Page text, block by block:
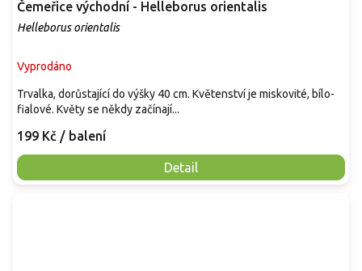
Čemeřice východní - Helleborus orientalis
Helleborus orientalis
Vyprodáno
199 Kč / balení
Detail
Trvalka, dorůstající do výšky 40 cm. Květenství je miskovité, bílo-
fialové. Květy se někdy začínají...